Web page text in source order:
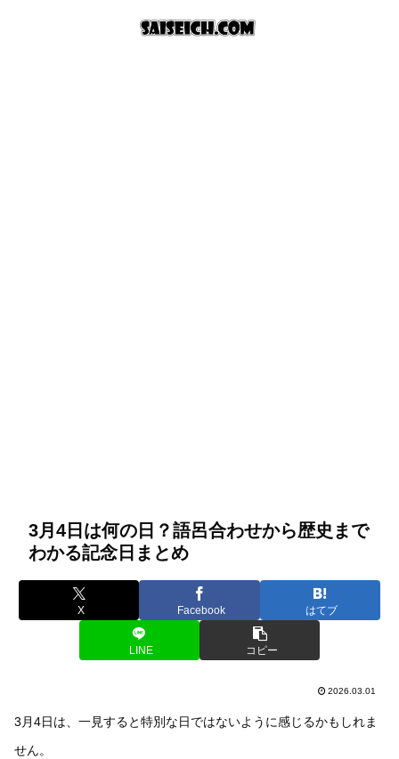
3月4日は何の日？語呂合わせから歴史まで
わかる記念日まとめ
X Facebook はてブ
LINE コピー
2026.03.01
3月4日は、一見すると特別な日ではないように感じるかもしれま
せん。